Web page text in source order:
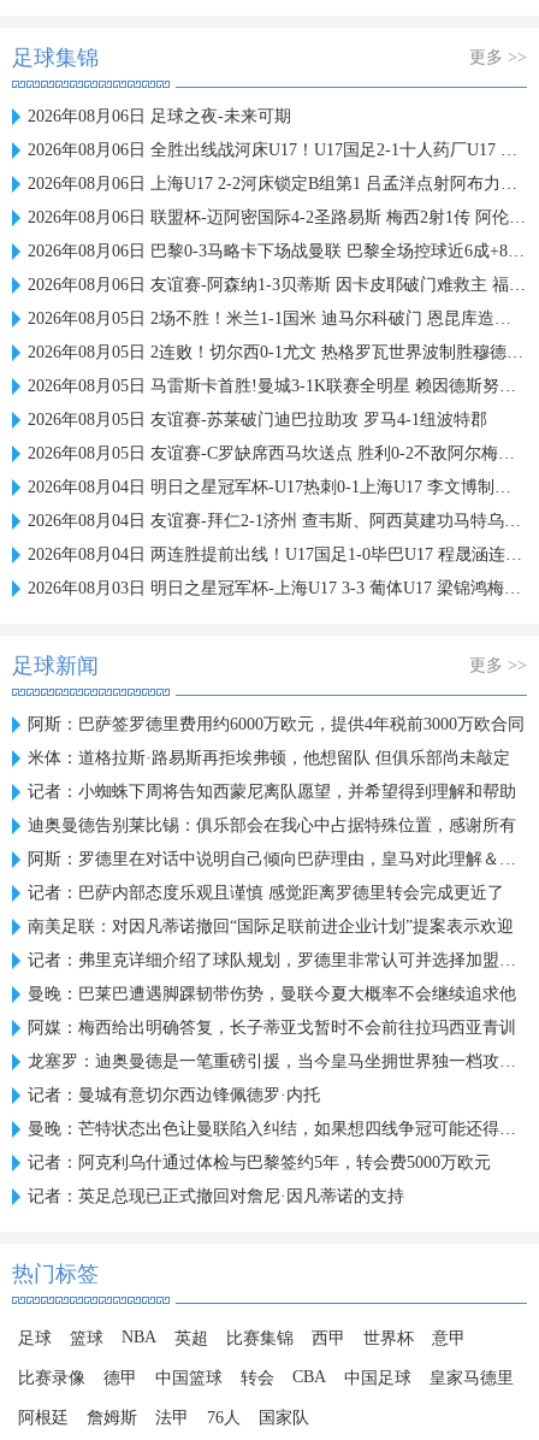
足球集锦 更多 >>
2026年08月06日 足球之夜-未来可期
2026年08月06日 全胜出线战河床U17！U17国足2-1十人药厂U17 赵松源登场1分钟传射
2026年08月06日 上海U17 2-2河床锁定B组第1 吕孟洋点射阿布力米破门 将战A组第2
2026年08月06日 联盟杯-迈阿密国际4-2圣路易斯 梅西2射1传 阿伦助攻戴帽
2026年08月06日 巴黎0-3马略卡下场战曼联 巴黎全场控球近6成+8射3正未果
2026年08月06日 友谊赛-阿森纳1-3贝蒂斯 因卡皮耶破门难救主 福纳尔斯1射2传
2026年08月05日 2场不胜！米兰1-1国米 迪马尔科破门 恩昆库造点+点射拉莫斯登场
2026年08月05日 2连败！切尔西0-1尤文 热格罗瓦世界波制胜穆德里克时隔614天复出
2026年08月05日 马雷斯卡首胜!曼城3-1K联赛全明星 赖因德斯努里破门塞梅尼奥助攻
2026年08月05日 友谊赛-苏莱破门迪巴拉助攻 罗马4-1纽波特郡
2026年08月05日 友谊赛-C罗缺席西马坎送点 胜利0-2不敌阿尔梅里亚
2026年08月04日 明日之星冠军杯-U17热刺0-1上海U17 李文博制胜球
2026年08月04日 友谊赛-拜仁2-1济州 查韦斯、阿西莫建功马特乌斯彩虹过人送助攻
2026年08月04日 两连胜提前出线！U17国足1-0毕巴U17 程晟涵连场破门赵松源中楣
2026年08月03日 明日之星冠军杯-上海U17 3-3 葡体U17 梁锦鸿梅开二度
足球新闻 更多 >>
阿斯：巴萨签罗德里费用约6000万欧元，提供4年税前3000万欧合同
米体：道格拉斯·路易斯再拒埃弗顿，他想留队 但俱乐部尚未敲定
记者：小蜘蛛下周将告知西蒙尼离队愿望，并希望得到理解和帮助
迪奥曼德告别莱比锡：俱乐部会在我心中占据特殊位置，感谢所有
阿斯：罗德里在对话中说明自己倾向巴萨理由，皇马对此理解＆祝好
记者：巴萨内部态度乐观且谨慎 感觉距离罗德里转会完成更近了
南美足联：对因凡蒂诺撤回“国际足联前进企业计划”提案表示欢迎
记者：弗里克详细介绍了球队规划，罗德里非常认可并选择加盟巴萨
曼晚：巴莱巴遭遇脚踝韧带伤势，曼联今夏大概率不会继续追求他
阿媒：梅西给出明确答复，长子蒂亚戈暂时不会前往拉玛西亚青训
龙塞罗：迪奥曼德是一笔重磅引援，当今皇马坐拥世界独一档攻击线
记者：曼城有意切尔西边锋佩德罗·内托
曼晚：芒特状态出色让曼联陷入纠结，如果想四线争冠可能还得买人
记者：阿克利乌什通过体检与巴黎签约5年，转会费5000万欧元
记者：英足总现已正式撤回对詹尼·因凡蒂诺的支持
热门标签
足球 篮球 NBA 英超 比赛集锦 西甲 世界杯 意甲
比赛录像 德甲 中国篮球 转会 CBA 中国足球 皇家马德里
阿根廷 詹姆斯 法甲 76人 国家队